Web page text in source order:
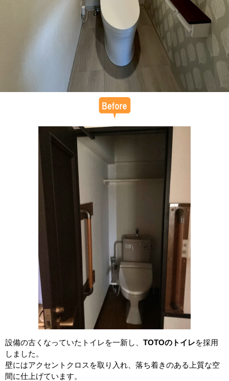
設備の古くなっていたトイレを一新し、 TOTOのトイレを採用
しました。
壁にはアクセントクロスを取り入れ、落ち着きのある上質な空
間に仕上げています。